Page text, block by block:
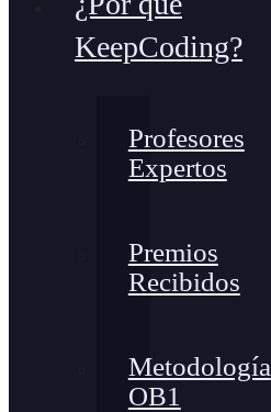
KeepCoding?
Profesores
Expertos
Premios
Recibidos
Metodología
OB1